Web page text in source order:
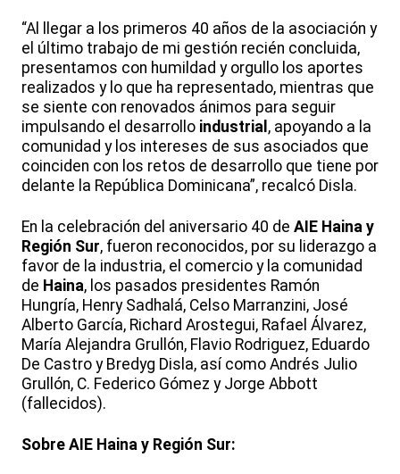
“Al llegar a los primeros 40 años de la asociación y
el último trabajo de mi gestión recién concluida,
presentamos con humildad y orgullo los aportes
realizados y lo que ha representado, mientras que
se siente con renovados ánimos para seguir
impulsando el desarrollo industrial , apoyando a la
comunidad y los intereses de sus asociados que
coinciden con los retos de desarrollo que tiene por
delante la República Dominicana”, recalcó Disla.
En la celebración del aniversario 40 de AIE Haina y
Región Sur, fueron reconocidos, por su liderazgo a
favor de la industria, el comercio y la comunidad
de Haina, los pasados presidentes Ramón
Hungría, Henry Sadhalá, Celso Marranzini, José
Alberto García, Richard Arostegui, Rafael Álvarez,
María Alejandra Grullón, Flavio Rodriguez, Eduardo
De Castro y Bredyg Disla, así como Andrés Julio
Grullón, C. Federico Gómez y Jorge Abbott
(fallecidos).
Sobre AIE Haina y Región Sur: